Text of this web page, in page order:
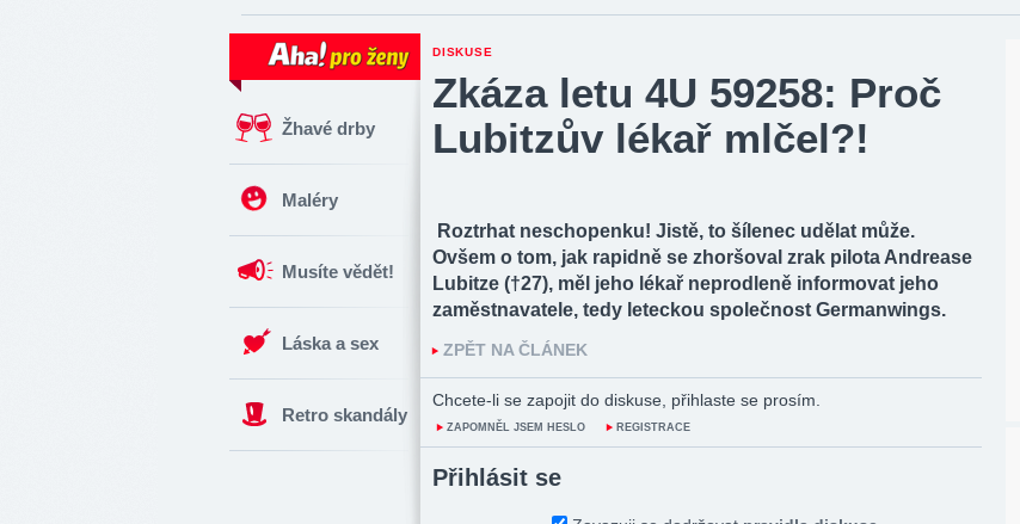
Žhavé drby
Maléry
Musíte vědět!
Láska a sex
Retro skandály
DISKUSE
Zkáza letu 4U 59258: Proč
Lubitzův lékař mlčel?!
Roztrhat neschopenku! Jistě, to šílenec udělat může.
Ovšem o tom, jak rapidně se zhoršoval zrak pilota Andrease
Lubitze (†27), měl jeho lékař neprodleně informovat jeho
zaměstnavatele, tedy leteckou společnost Germanwings.
ZPĚT NA ČLÁNEK
Chcete-li se zapojit do diskuse, přihlaste se prosím.
ZAPOMNĚL JSEM HESLO REGISTRACE
Přihlásit se